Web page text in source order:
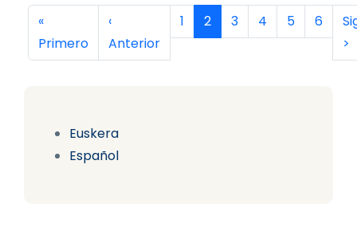
Euskera
Español
Paginación
Primera página
«
Primero
Página anterior
‹
Anterior
Página
1 Página actual
2 Página
3 Página
4 Página
5 Página
6
>